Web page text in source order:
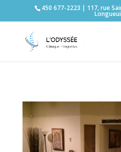
450 677-2223 | 117, rue